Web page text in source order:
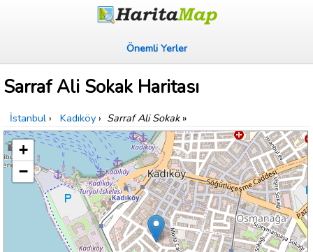
Önemli Yerler
Sarraf Ali Sokak Haritası
İstanbul › Kadıköy › Sarraf Ali Sokak»
+
−